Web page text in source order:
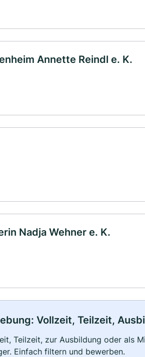
Annette Reindl e. K.
Nadja Wehner e. K.
Vollzeit, Teilzeit,
Teilzeit, zur Ausbildung oder als
Einfach filtern und bewerben.